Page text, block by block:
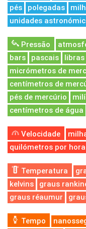
pés
polegadas
unidades
Pressão
bars
pascais libras
micrómetros de
centímetros de
pés de mercúrio
centímetros de água
Velocidade
quilómetros por hora
Temperatura
kelvins
graus
graus réaumur
Tempo